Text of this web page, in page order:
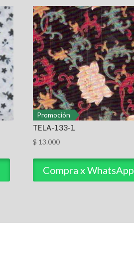
Promoción
TELA-133-1
$ 13.000
Compra x WhatsApp